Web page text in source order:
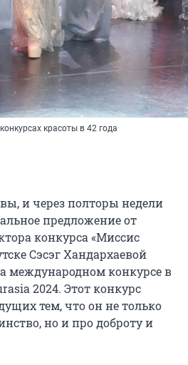
красоты в 42 года
и через полторы недели
предложение от
конкурса «Миссис
Сэсэг Хандархаевой
международном конкурсе в
2024. Этот конкурс
тем, что он не только
но и про доброту и